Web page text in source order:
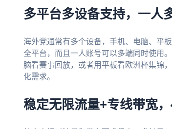
多平台多设备支持，一人
海外党通常有多个设备，手机、电脑、平板
全平台，而且一人账号可以多端同时使用
脑看赛事回放，或者用平板看欧洲杯集锦
化需求。
稳定无限流量+专线带宽